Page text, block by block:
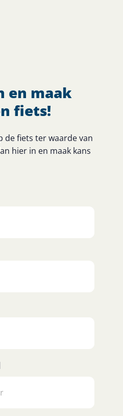
en maak
fiets!
de fiets ter waarde van
hier in en maak kans